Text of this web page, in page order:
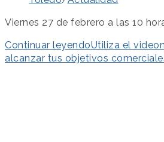
Viernes 27 de febrero a las 10
Continuar leyendoUtiliza el
alcanzar tus objetivos